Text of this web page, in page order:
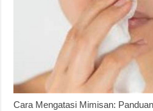
Cara Mengatasi Mimisan: